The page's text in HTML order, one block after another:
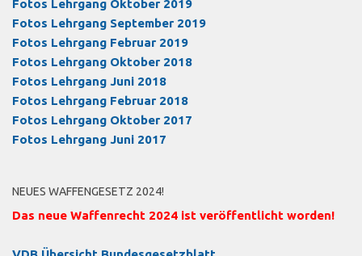
Fotos Lehrgang Oktober 2019
Fotos Lehrgang September 2019
Fotos Lehrgang Februar 2019
Fotos Lehrgang Oktober 2018
Fotos Lehrgang Juni 2018
Fotos Lehrgang Februar 2018
Fotos Lehrgang Oktober 2017
Fotos Lehrgang Juni 2017
NEUES WAFFENGESETZ 2024!
Das neue Waffenrecht 2024 ist veröffentlicht worden!